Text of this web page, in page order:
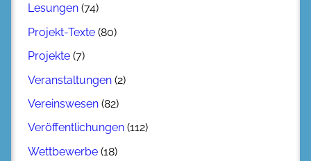
Lesungen (74)
Projekt-Texte (80)
Projekte (7)
Veranstaltungen (2)
Vereinswesen (82)
Veröffentlichungen (112)
Wettbewerbe (18)